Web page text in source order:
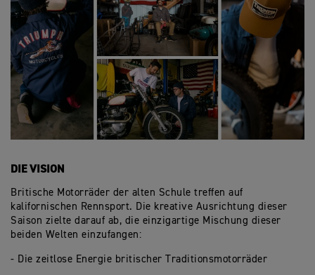
DIE VISION
Britische Motorräder der alten Schule treffen auf
kalifornischen Rennsport. Die kreative Ausrichtung dieser
Saison zielte darauf ab, die einzigartige Mischung dieser
beiden Welten einzufangen:
- Die zeitlose Energie britischer Traditionsmotorräder